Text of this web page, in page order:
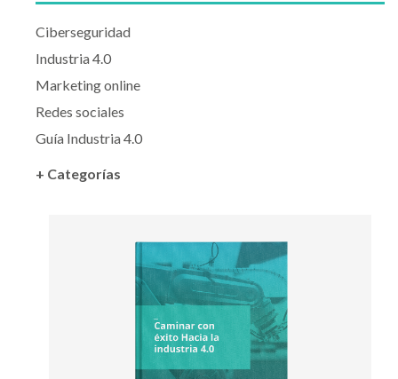
Ciberseguridad
Industria 4.0
Marketing online
Redes sociales
Guía Industria 4.0
+ Categorías